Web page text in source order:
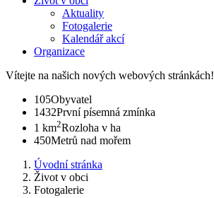
Aktuality
Fotogalerie
Kalendář akcí
Organizace
Vítejte na našich nových webových stránkách!
105Obyvatel
1432První písemná zmínka
1 km2Rozloha v ha
450Metrů nad mořem
Úvodní stránka
Život v obci
Fotogalerie